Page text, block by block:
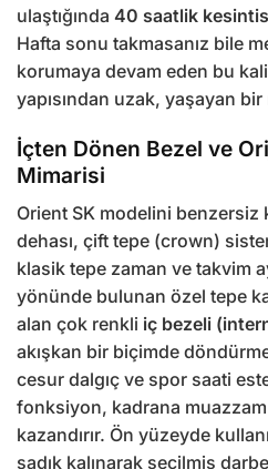
ulaştığında 40 saatlik
Hafta sonu takmasanız bile
korumaya devam eden bu
yapısından uzak, yaşayan
İçten Dönen Bezel ve
Mimarisi
Orient SK modelini benzersiz
dehası, çift tepe (crown)
klasik tepe zaman ve takvim
yönünde bulunan özel tepe
alan çok renkli iç bezeli
akışkan bir biçimde
cesur dalgıç ve spor saati
fonksiyon, kadrana
kazandırır. Ön yüzeyde
sadık kalınarak seçilmiş